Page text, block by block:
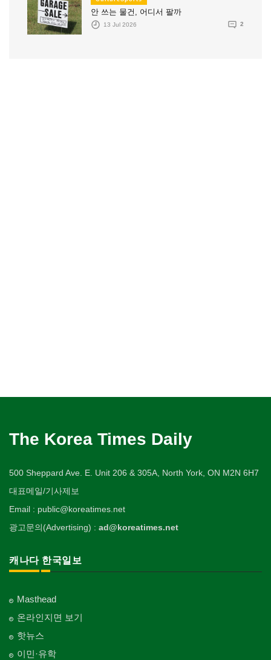
안 쓰는 물건, 어디서 팔까
13 Jul 2026 2
The Korea Times Daily
500 Sheppard Ave. E. Unit 206 & 305A, North York, ON M2N 6H7
대표메일/기사제보
Email : public@koreatimes.net
광고문의(Advertising) : ad@koreatimes.net
캐나다 한국일보
Masthead
온라인지면 보기
핫뉴스
이민·유학